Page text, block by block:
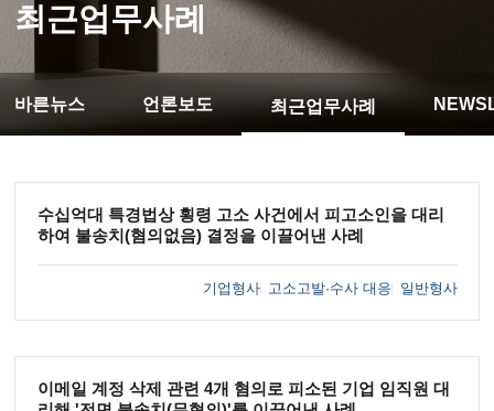
최근업무사례
바른뉴스 언론보도 최근업무사례
수십억대 특경법상 횡령 고소 사건에서 피고소인을 대리
하여 불송치(혐의없음) 결정을 이끌어낸 사례
기업형사 고소고발·수사 대응 일반형사
이메일 계정 삭제 관련 4개 혐의로 피소된 기업 임직원 대